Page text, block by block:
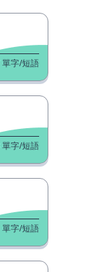
單字/短語
單字/短語
單字/短語